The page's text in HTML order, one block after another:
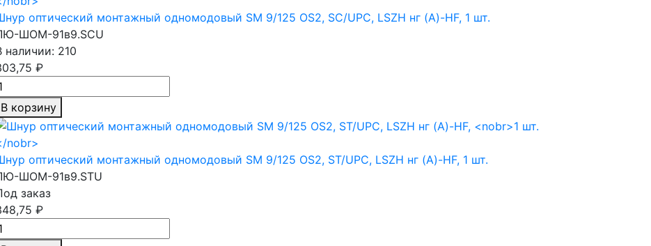
оптический монтажный одномодовый SM 9/125 OS2, SC/UPC, LSZH нг (A)-HF, 1 шт.
ШОМ-91в9.SCU
наличии: 210
₽
В корзину
оптический монтажный одномодовый SM 9/125 OS2, ST/UPC, LSZH нг (A)-HF, 1 шт.
ШОМ-91в9.STU
заказ
₽